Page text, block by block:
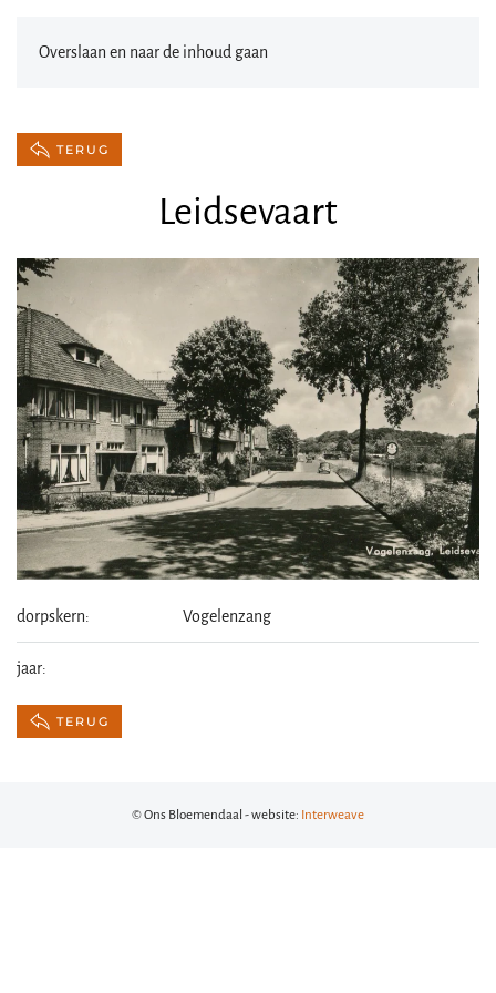
Overslaan en naar de inhoud gaan
TERUG
Leidsevaart
dorpskern: Vogelenzang
jaar:
TERUG
© Ons Bloemendaal - website: Interweave